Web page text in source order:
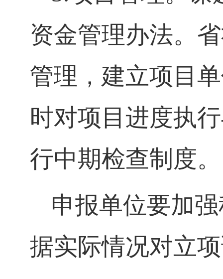
资金管理办法。
管理，建立项目
时对项目进度执
行中期检查制度。
申报单位要加
据实际情况对立